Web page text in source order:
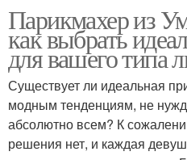
Парикмахер из
как выбрать
для вашего типа
Существует ли идеальная
модным тенденциям, не
абсолютно всем? К
решения нет, и каждая